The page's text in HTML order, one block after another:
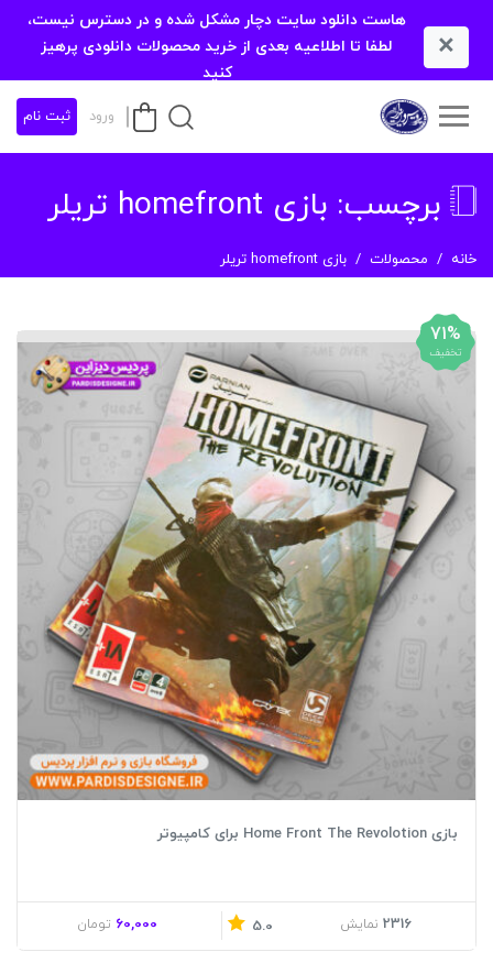
×
هاست دانلود سایت دچار مشکل شده و در دسترس نیست،
لطفا تا اطلاعیه بعدی از خرید محصولات دانلودی پرهیز
کنید
ورود ثبت نام
برچسب: بازی homefront تریلر
خانه محصولات بازی homefront تریلر
71%
تخفیف
بازی Home Front The Revolotion برای کامپیوتر
2316 نمایش 5.0
60,000 تومان